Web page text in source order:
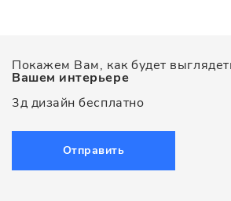
Покажем Вам, как будет
Вашем интерьере
3д дизайн бесплатно
Отправить